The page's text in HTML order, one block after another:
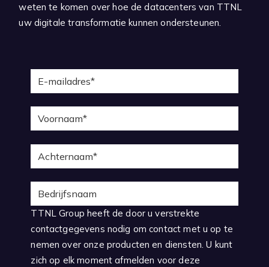
weten te komen over hoe de datacenters van TTNL
uw digitale transformatie kunnen ondersteunen.
TTNL Group heeft de door u verstrekte
contactgegevens nodig om contact met u op te
nemen over onze producten en diensten. U kunt
zich op elk moment afmelden voor deze